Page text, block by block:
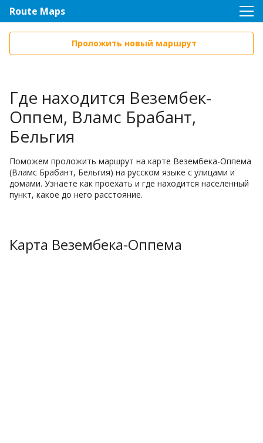
Route Maps
Проложить новый маршрут
Где находится Везембек-
Оппем, Вламс Брабант,
Бельгия
Поможем проложить маршрут на карте Везембека-Оппема
(Вламс Брабант, Бельгия) на русском языке с улицами и
домами. Узнаете как проехать и где находится населенный
пункт, какое до него расстояние.
Карта Везембека-Оппема